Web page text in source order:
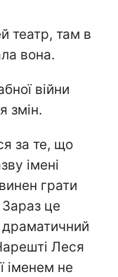
театр, там в
вона.
війни
змін.
за те, що
імені
грати
це
Леся
іменем не